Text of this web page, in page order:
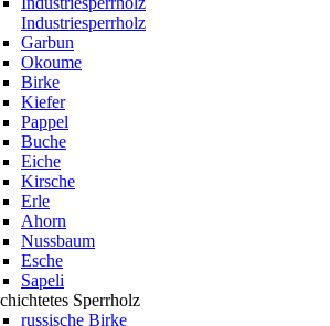
Industriesperrholz
Garbun
Okoume
Birke
Kiefer
Pappel
Buche
Eiche
Kirsche
Erle
Ahorn
Nussbaum
Esche
Sapeli
Sperrholz
russische Birke